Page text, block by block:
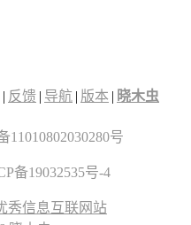
| 反馈 | 导航 | 版本 | 晓木虫
号
备19032535号-4
秀信息互联网站